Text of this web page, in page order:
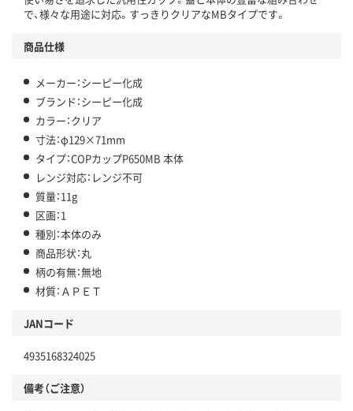
で、様々な用途に対応。すっきりクリアなMBタイプです。
商品仕様
メーカー：シーピー化成
ブランド：シーピー化成
カラー：クリア
寸法：φ129×71mm
タイプ：COPカップP650MB 本体
レンジ対応：レンジ不可
質量：11g
区画：1
種別：本体のみ
商品形状：丸
柄の有無：無地
材質：ＡＰＥＴ
JANコード
4935168324025
備考（ご注意）